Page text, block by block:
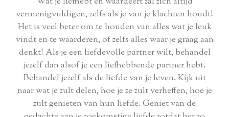
vermenigvuldigen, zelfs als je van je klachten houdt!
Het is veel beter om te houden van alles wat je leuk
vindt en te waarderen, of zelfs alles waar je graag aan
denkt! Als je een liefdevolle partner wilt, behandel
jezelf dan alsof je een liefhebbende partner hebt.
Behandel jezelf als de liefde van je leven. Kijk uit
naar wat je zult delen, hoe je ze zult verheffen, hoe je
zult genieten van hun liefde. Geniet van de